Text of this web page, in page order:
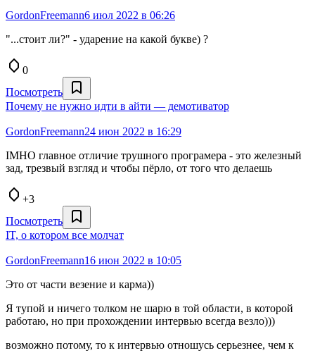
GordonFreemann6 июл 2022 в 06:26
"...стоит ли?" - ударение на какой букве) ?
0
Посмотреть
Почему не нужно идти в айти — демотиватор
GordonFreemann24 июн 2022 в 16:29
IMHO главное отличие трушного програмера - это железный
зад, трезвый взгляд и чтобы пёрло, от того что делаешь
+3
Посмотреть
IT, о котором все молчат
GordonFreemann16 июн 2022 в 10:05
Это от части везение и карма))
Я тупой и ничего толком не шарю в той области, в которой
работаю, но при прохождении интервью всегда везло)))
возможно потому, то к интервью отношусь серьезнее, чем к